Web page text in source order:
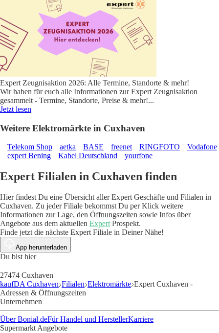
Expert Zeugnisaktion 2026: Alle Termine, Standorte & mehr!
Wir haben für euch alle Informationen zur Expert Zeugnisaktion
gesammelt - Termine, Standorte, Preise & mehr!...
Jetzt lesen
Weitere Elektromärkte in Cuxhaven
Telekom Shop aetka BASE freenet RINGFOTO
Vodafone
expert Bening
Kabel Deutschland yourfone
Expert Filialen in Cuxhaven finden
Hier findest Du eine Übersicht aller Expert Geschäfte und Filialen in
Cuxhaven. Zu jeder Filiale bekommst Du per Klick weitere
Informationen zur Lage, den Öffnungszeiten sowie Infos über
Angebote aus dem aktuellen Expert Prospekt.
Finde jetzt die nächste Expert Filiale in Deiner Nähe!
App herunterladen
Du bist hier
27474 Cuxhaven
kaufDA Cuxhaven Filialen Elektromärkte Expert Cuxhaven -
Adressen & Öffnungszeiten
Unternehmen
Über Bonial.deFür Handel und HerstellerKarriere
Supermarkt Angebote